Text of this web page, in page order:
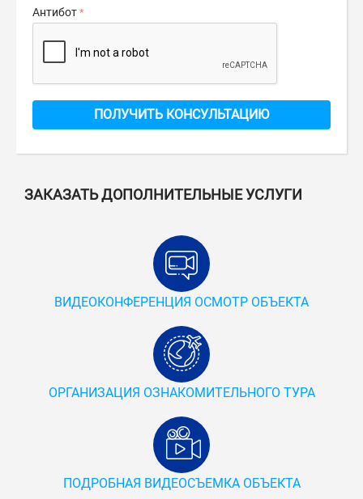
Антибот
ПОЛУЧИТЬ КОНСУЛЬТАЦИЮ
ЗАКАЗАТЬ ДОПОЛНИТЕЛЬНЫЕ УСЛУГИ
ВИДЕОКОНФЕРЕНЦИЯ ОСМОТР ОБЪЕКТА
ОРГАНИЗАЦИЯ ОЗНАКОМИТЕЛЬНОГО ТУРА
ПОДРОБНАЯ ВИДЕОСЪЕМКА ОБЪЕКТА